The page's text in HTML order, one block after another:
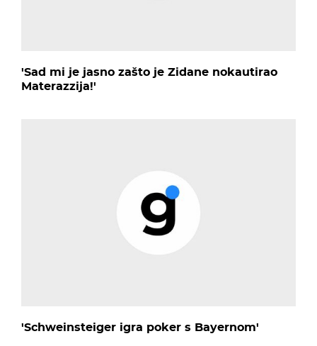
'Sad mi je jasno zašto je Zidane nokautirao
Materazzija!'
'Schweinsteiger igra poker s Bayernom'